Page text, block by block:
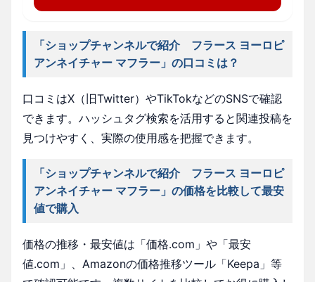
「ショップチャンネルで紹介 フラース ヨーロピ
アンネイチャー マフラー」の口コミは？
口コミはX（旧Twitter）やTikTokなどのSNSで確認
できます。ハッシュタグ検索を活用すると関連投稿を
見つけやすく、実際の使用感を把握できます。
「ショップチャンネルで紹介 フラース ヨーロピ
アンネイチャー マフラー」の価格を比較して最安
値で購入
価格の推移・最安値は「価格.com」や「最安
値.com」、Amazonの価格推移ツール「Keepa」等